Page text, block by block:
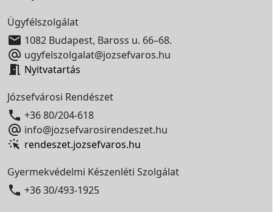
Ügyfélszolgálat
 1082 Budapest, Baross u. 66–68.
 ugyfelszolgalat@jozsefvaros.hu
 Nyitvatartás
Józsefvárosi Rendészet
 +36 80/204-618
 info@jozsefvarosirendeszet.hu
rendeszet.jozsefvaros.hu
Gyermekvédelmi Készenléti Szolgálat
 +36 30/493-1925